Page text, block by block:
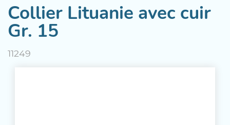
Collier Lituanie avec cuir
Gr. 15
11249